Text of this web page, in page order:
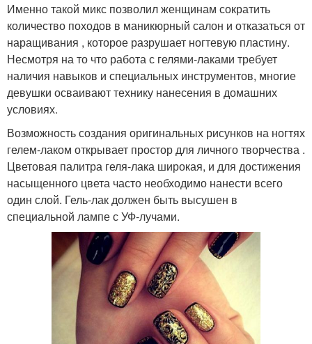
Именно такой микс позволил женщинам сократить
количество походов в маникюрный салон и отказаться от
наращивания , которое разрушает ногтевую пластину.
Несмотря на то что работа с гелями-лаками требует
наличия навыков и специальных инструментов, многие
девушки осваивают технику нанесения в домашних
условиях.
Возможность создания оригинальных рисунков на ногтях
гелем-лаком открывает простор для личного творчества .
Цветовая палитра геля-лака широкая, и для достижения
насыщенного цвета часто необходимо нанести всего
один слой. Гель-лак должен быть высушен в
специальной лампе с УФ-лучами.